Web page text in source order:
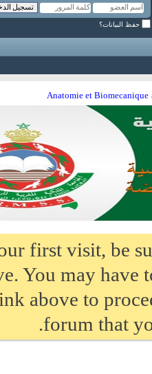
حفظ البيانات؟
Anatomie et Biomecanique
first visit, be
You may have
above to
forum that